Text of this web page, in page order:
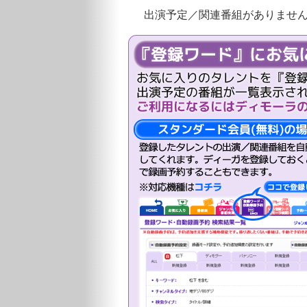
出演予定／関連番組がありませ